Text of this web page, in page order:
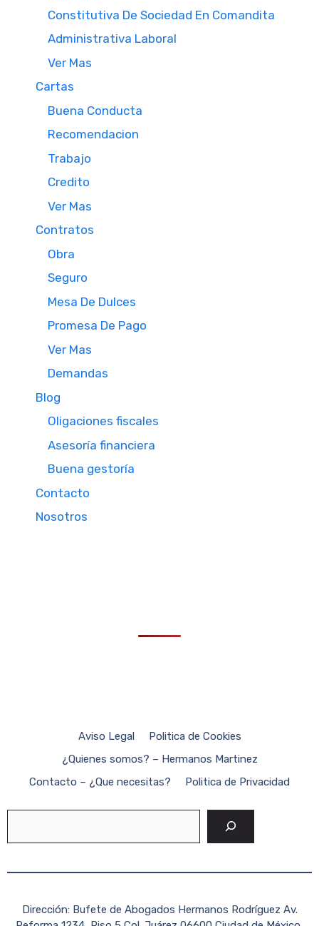
Constitutiva De Sociedad En Comandita
Administrativa Laboral
Ver Mas
Cartas
Buena Conducta
Recomendacion
Trabajo
Credito
Ver Mas
Contratos
Obra
Seguro
Mesa De Dulces
Promesa De Pago
Ver Mas
Demandas
Blog
Oligaciones fiscales
Asesoría financiera
Buena gestoría
Contacto
Nosotros
Aviso Legal
Politica de Cookies
¿Quienes somos? – Hermanos Martinez
Contacto – ¿Que necesitas?
Politica de Privacidad
Dirección: Bufete de Abogados Hermanos Rodríguez Av.